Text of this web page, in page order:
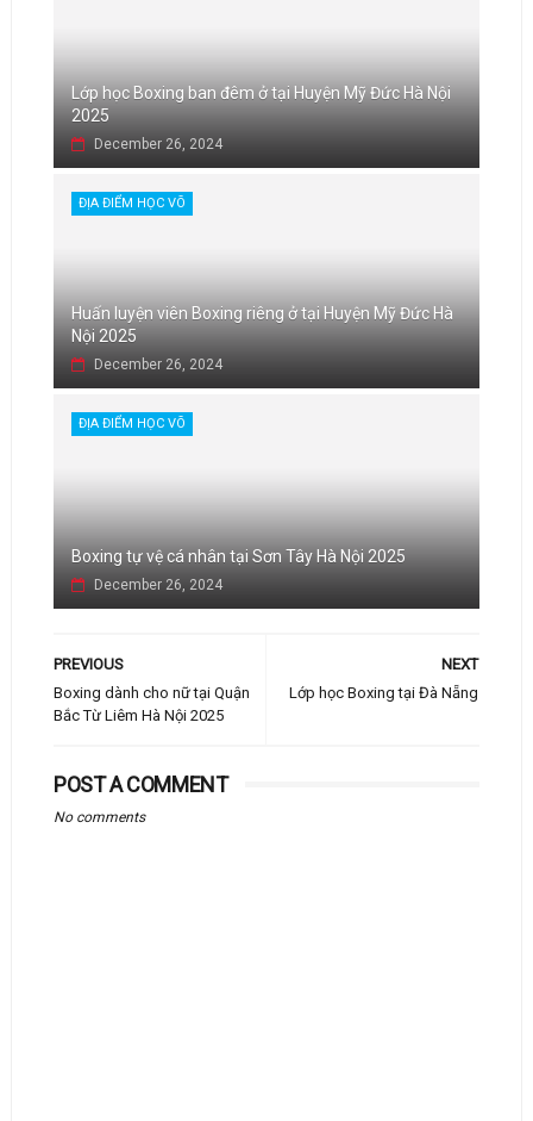
Lớp học Boxing ban đêm ở tại Huyện Mỹ Đức Hà Nội
2025
December 26, 2024
ĐỊA ĐIỂM HỌC VÕ
Huấn luyện viên Boxing riêng ở tại Huyện Mỹ Đức Hà
Nội 2025
December 26, 2024
ĐỊA ĐIỂM HỌC VÕ
Boxing tự vệ cá nhân tại Sơn Tây Hà Nội 2025
December 26, 2024
NEXT
Lớp học Boxing tại Đà Nẵng
PREVIOUS
Boxing dành cho nữ tại Quận
Bắc Từ Liêm Hà Nội 2025
POST A COMMENT
No comments